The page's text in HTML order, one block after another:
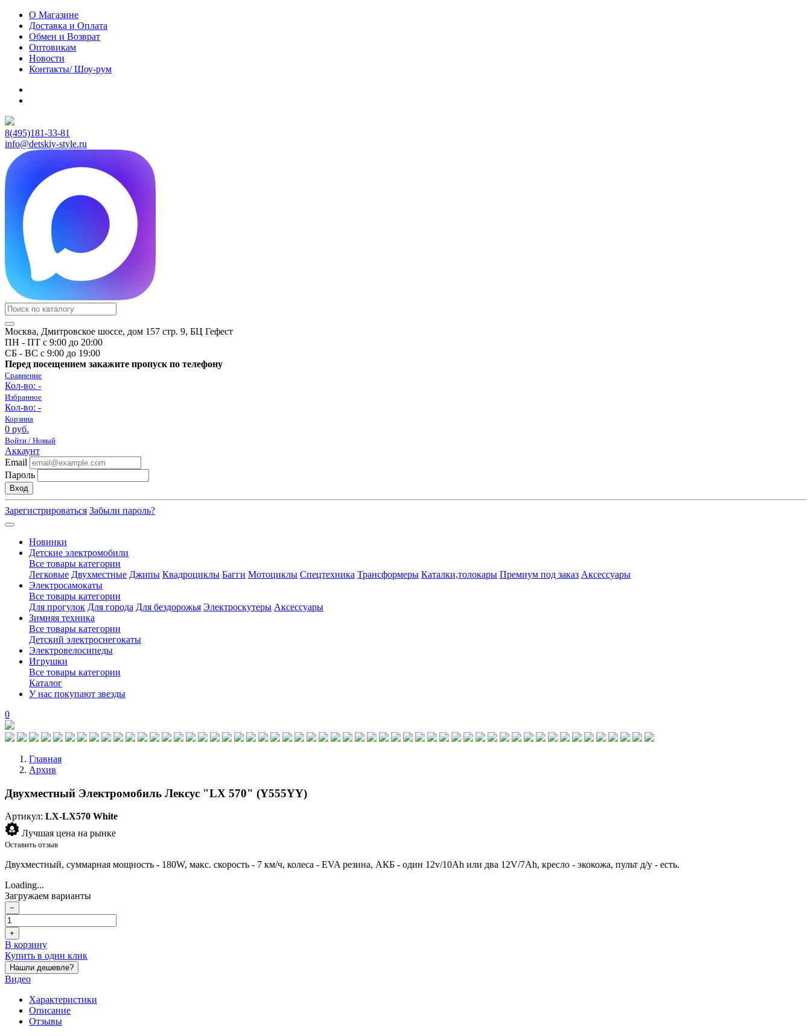
О Магазине
Доставка и Оплата
Обмен и Возврат
Оптовикам
Новости
Контакты/ Шоу-рум
8(495)181-33-81
info@detskiy-style.ru
Москва, Дмитровское шоссе, дом 157 стр. 9, БЦ Гефест
ПН - ПТ с 9:00 до 20:00
СБ - ВС с 9:00 до 19:00
Перед посещением закажите пропуск по телефону
Сравнение
Кол-во: -
Избранное
Кол-во: -
Корзина
0 руб.
Войти / Новый
Аккаунт
Email
Пароль
Вход
Зарегистрироваться Забыли пароль?
Новинки
Детские электромобили
Все товары категории
Легковые Двухместные Джипы Квадроциклы Багги Мотоциклы Спецтехника Трансформеры Каталки,толокары Премиум под заказ Аксессуары
Электросамокаты
Все товары категории
Для прогулок Для города Для бездорожья Электроскутеры Аксессуары
Зимняя техника
Все товары категории
Детский электроснегокаты
Электровелосипеды
Игрушки
Все товары категории
Каталог
У нас покупают звезды
0
Главная
Архив
Двухместный Электромобиль Лексус "LX 570" (Y555YY)
Артикул: LX-LX570 White
Лучшая цена на рынке
Оставить отзыв
Двухместный, суммарная мощность - 180W, макс. скорость - 7 км/ч, колеса - EVA резина, АКБ - один 12v/10Ah или два 12V/7Ah, кресло - экокожа, пульт д/у - есть.
Loading...
Загружаем варианты
−
+
В корзину
Купить в один клик
Нашли дешевле?
Видео
Характеристики
Описание
Отзывы